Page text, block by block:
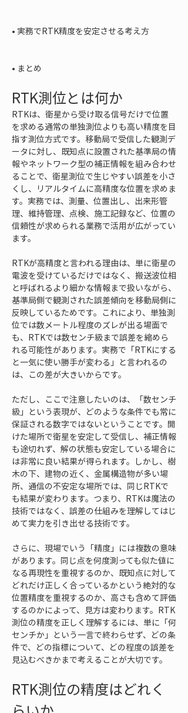
• 実務でRTK精度を安定させる考え方
• まとめ
RTK測位とは何か
RTKは、衛星から受け取る信号だけで位置
を求める通常の単独測位よりも高い精度を目
指す測位方式です。移動局で受信した観測デ
ータに対し、既知点に設置された基準局の情
報やネットワーク型の補正情報を組み合わせ
ることで、衛星測位で生じやすい誤差を小さ
くし、リアルタイムに高精度な位置を求めま
す。実務では、測量、位置出し、出来形管
理、維持管理、点検、施工記録など、位置の
信頼性が求められる業務で活用が広がってい
ます。
RTKが高精度と言われる理由は、単に衛星の
電波を受けているだけではなく、搬送波位相
と呼ばれるより細かな情報まで扱いながら、
基準局側で観測された誤差傾向を移動局側に
反映しているためです。これにより、単独測
位では数メートル程度のズレが出る場面で
も、RTKでは数センチ級まで誤差を縮めら
れる可能性があります。実務で「RTKにする
と一気に使い勝手が変わる」と言われるの
は、この差が大きいからです。
ただし、ここで注意したいのは、「数センチ
級」という表現が、どのような条件でも常に
保証される数字ではないということです。開
けた場所で衛星を安定して受信し、補正情報
も途切れず、解の状態も安定している場合に
は非常に良い結果が得られます。しかし、樹
木の下、建物の近く、金属構造物が多い場
所、通信の不安定な場所では、同じRTKで
も結果が変わります。つまり、RTKは魔法の
技術ではなく、誤差の仕組みを理解してはじ
めて実力を引き出せる技術です。
さらに、現場でいう「精度」には複数の意味
があります。同じ点を何度測っても似た値に
なる再現性を重視するのか、既知点に対して
どれだけ正しく合っているかという絶対的な
位置精度を重視するのか、高さも含めて評価
するのかによって、見方は変わります。RTK
測位の精度を正しく理解するには、単に「何
センチか」という一言で終わらせず、どの条
件で、どの指標について、どの程度の誤差を
見込むべきかまで考えることが大切です。
RTK測位の精度はどれく